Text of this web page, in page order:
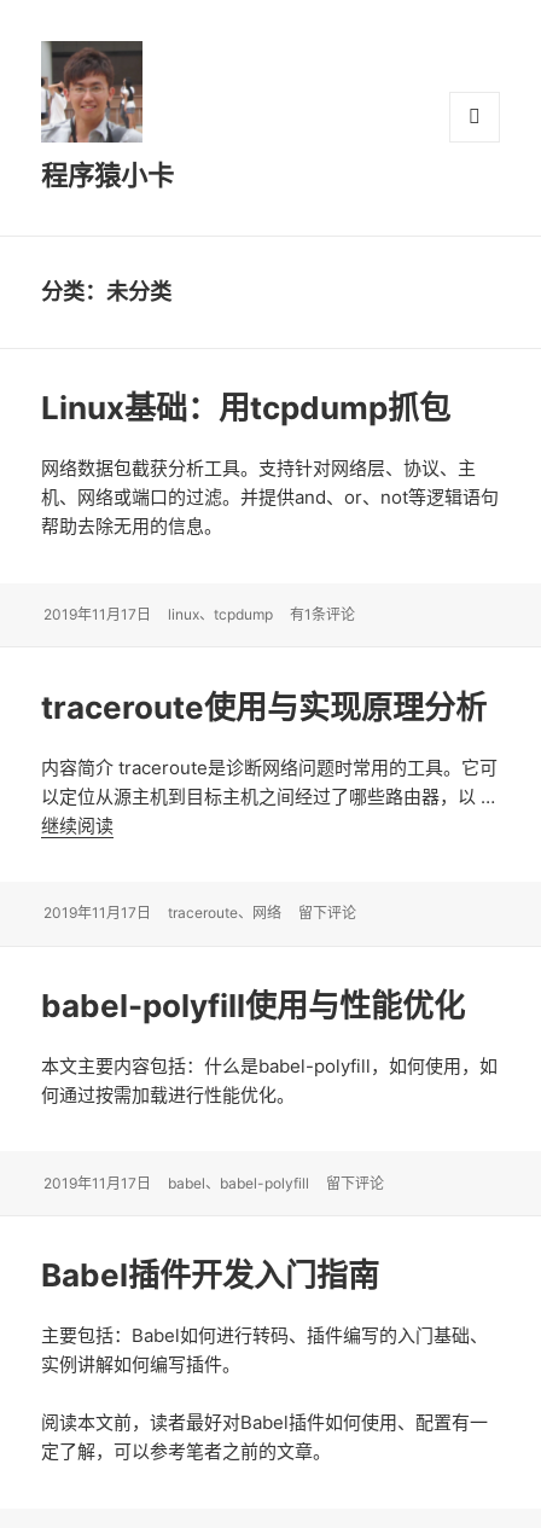
程序猿小卡
分类：未分类
Linux基础：用tcpdump抓包
网络数据包截获分析工具。支持针对网络层、协议、主
机、网络或端口的过滤。并提供and、or、not等逻辑语句
帮助去除无用的信息。
发
2019年11月17日
标
linux、tcpdump Linux基础：用tcpdump抓包
有1条评论
traceroute使用与实现原理分析
内容简介 traceroute是诊断网络问题时常用的工具。它可
以定位从源主机到目标主机之间经过了哪些路由器，以 …
继续阅读
发
2019年11月17日
标
traceroute、 网络 于traceroute使用与实现原理分析
留下评论
babel-polyfill使用与性能优化
本文主要内容包括：什么是babel-polyfill，如何使用，如
何通过按需加载进行性能优化。
发
2019年11月17日
标
babel、 babel-polyfill 于babel-polyfill使用与性能优化
留下评论
Babel插件开发入门指南
主要包括：Babel如何进行转码、插件编写的入门基础、
实例讲解如何编写插件。
阅读本文前，读者最好对Babel插件如何使用、配置有一
定了解，可以参考笔者之前的文章。